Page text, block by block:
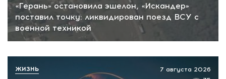
«Герань» остановила эшелон, «Искандер»
поставил точку: ликвидирован поезд ВСУ с
военной техникой
7 августа 2026
ЖИЗНЬ